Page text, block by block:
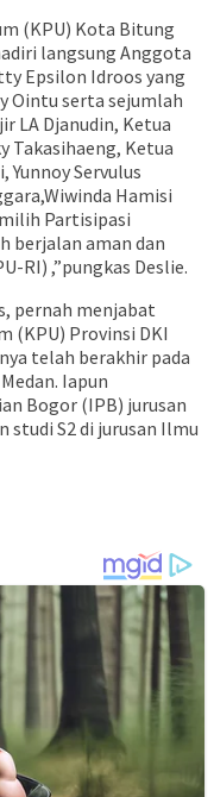
(KPU) Kota Bitung
langsung Anggota
Epsilon Idroos yang
Ointu serta sejumlah
LA Djanudin, Ketua
Takasihaeng, Ketua
Yunnoy Servulus
Hamisi
Partisipasi
berjalan aman dan
RI) ,”pungkas Deslie.
pernah menjabat
(KPU) Provinsi DKI
telah berakhir pada
Iapun
Bogor (IPB) jurusan
S2 di jurusan Ilmu